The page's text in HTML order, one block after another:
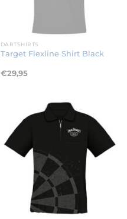
DARTSHIRTS
Target Flexline Shirt Black
€29,95